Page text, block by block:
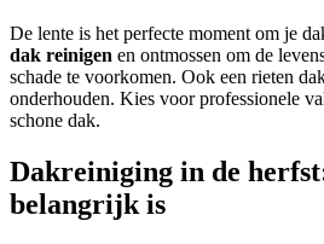
De lente is het perfecte moment om je
dak reinigen en ontmossen om de
schade te voorkomen. Ook een rieten
onderhouden. Kies voor professionele
schone dak.
Dakreiniging in de
belangrijk is